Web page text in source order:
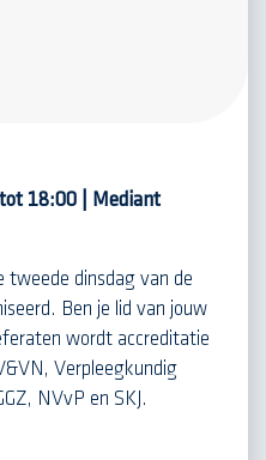
18:00 | Mediant
tweede dinsdag van de
Ben je lid van jouw
wordt accreditatie
Verpleegkundig
NVvP en SKJ.